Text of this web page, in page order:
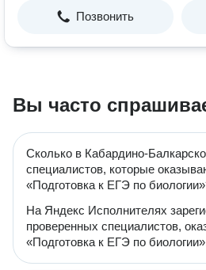
Позвонить
Вы часто
Сколько в Кабардино-
специалистов, которые
«Подготовка к ЕГЭ по
На Яндекс Исполнителях
проверенных специалистов,
«Подготовка к ЕГЭ по